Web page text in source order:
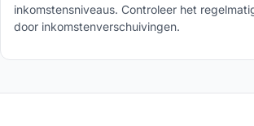
inkomstensniveaus. Controleer het
door inkomstenverschuivingen.